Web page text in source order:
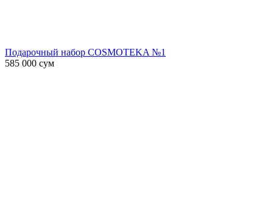
Подарочный набор COSMOTEKA №1
585 000 сум